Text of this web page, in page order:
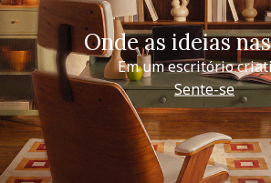
Onde as ideias
Em um escritório
Sente-se